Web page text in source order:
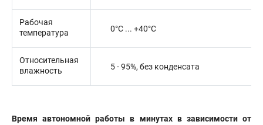
Рабочая
температура
0°C ... +40°C
Относительная
влажность
5 - 95%, без конденсата
Время автономной работы в минутах в зависимости от